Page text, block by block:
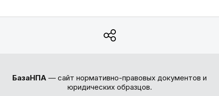
БазаНПА — сайт нормативно-правовых документов и
юридических образцов.